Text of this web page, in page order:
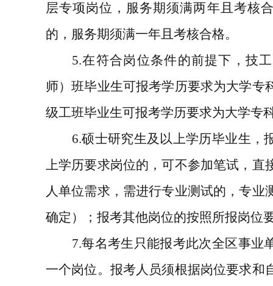
层专项岗位，服务期须满两年且考核
的，服务期须满一年且考核合格。
5.在符合岗位条件的前提下，技
师）班毕业生可报考学历要求为大学专
级工班毕业生可报考学历要求为大学专
6.硕士研究生及以上学历毕业生，
上学历要求岗位的，可不参加笔试，直
人单位需求，需进行专业测试的，专业
确定）；报考其他岗位的按照所报岗位
7.每名考生只能报考此次全区事业
一个岗位。 报考人员须根据岗位要求和